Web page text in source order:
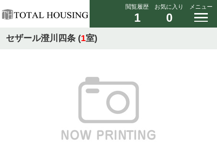
閲覧履歴
1
お気に入り
0
メニュー
セザール澄川四条 (1室)